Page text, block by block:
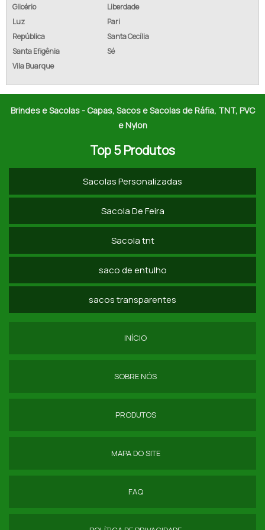
PREÇO DE SACOLA DE RÁFIA
EMPRESAS DE SACOLAS DE RÁFIA
VENDA DE SACOLAS DE RÁFIA
COTAR SACOLAS DE RÁFIA
COMPRAR SACOLAS DE RÁFIA
SACO RÁFIA PARA ENTULHO
SACOLA DE RÁFIA LAMINADA PERSONALIZADA
SACOLAS ECOLÓGICAS RÁFIA
COMPRAR SACO DE RAFIA SP
SACOLA DE RAFIA COM ALÇA PREÇO
SACOLA RAFIA GRANDE SP
COMPRA DE SACOS LAMINADOS
Glicério
Liberdade
Luz
Pari
República
Santa Cecília
Santa Efigênia
Sé
Vila Buarque
Brindes e Sacolas - Capas, Sacos e Sacolas de Ráfia, TNT, PVC
e Nylon
Top 5 Produtos
Sacolas Personalizadas
Sacola De Feira
Sacola tnt
saco de entulho
sacos transparentes
INÍCIO
SOBRE NÓS
PRODUTOS
MAPA DO SITE
FAQ